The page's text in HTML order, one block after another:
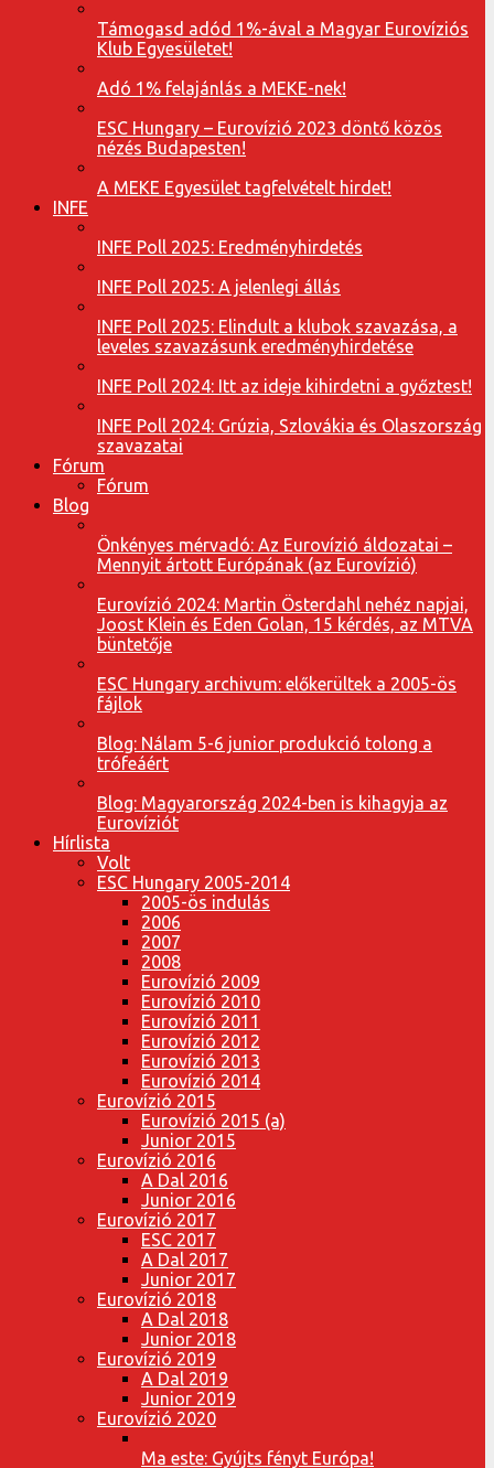
Támogasd adód 1%-ával a Magyar Eurovíziós
Klub Egyesületet!
Adó 1% felajánlás a MEKE-nek!
ESC Hungary – Eurovízió 2023 döntő közös
nézés Budapesten!
A MEKE Egyesület tagfelvételt hirdet!
INFE
INFE Poll 2025: Eredményhirdetés
INFE Poll 2025: A jelenlegi állás
INFE Poll 2025: Elindult a klubok szavazása, a
leveles szavazásunk eredményhirdetése
INFE Poll 2024: Itt az ideje kihirdetni a győztest!
INFE Poll 2024: Grúzia, Szlovákia és Olaszország
szavazatai
Fórum
Fórum
Blog
Önkényes mérvadó: Az Eurovízió áldozatai –
Mennyit ártott Európának (az Eurovízió)
Eurovízió 2024: Martin Österdahl nehéz napjai,
Joost Klein és Eden Golan, 15 kérdés, az MTVA
büntetője
ESC Hungary archivum: előkerültek a 2005-ös
fájlok
Blog: Nálam 5-6 junior produkció tolong a
trófeáért
Blog: Magyarország 2024-ben is kihagyja az
Eurovíziót
Hírlista
Volt
ESC Hungary 2005-2014
2005-ös indulás
2006
2007
2008
Eurovízió 2009
Eurovízió 2010
Eurovízió 2011
Eurovízió 2012
Eurovízió 2013
Eurovízió 2014
Eurovízió 2015
Eurovízió 2015 (a)
Junior 2015
Eurovízió 2016
A Dal 2016
Junior 2016
Eurovízió 2017
ESC 2017
A Dal 2017
Junior 2017
Eurovízió 2018
A Dal 2018
Junior 2018
Eurovízió 2019
A Dal 2019
Junior 2019
Eurovízió 2020
Ma este: Gyújts fényt Európa!